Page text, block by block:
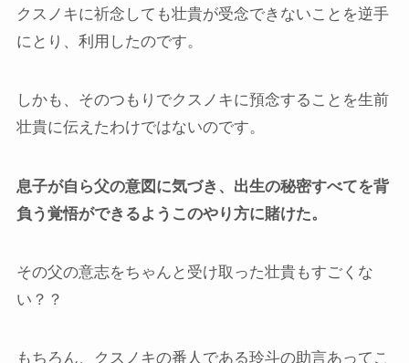
クスノキに祈念しても壮貴が受念できないことを逆手
にとり、利用したのです。
しかも、そのつもりでクスノキに預念することを生前
壮貴に伝えたわけではないのです。
息子が自ら父の意図に気づき、出生の秘密すべてを背
負う覚悟ができるようこのやり方に賭けた。
その父の意志をちゃんと受け取った壮貴もすごくな
い？？
もちろん、クスノキの番人である玲斗の助言あってこ